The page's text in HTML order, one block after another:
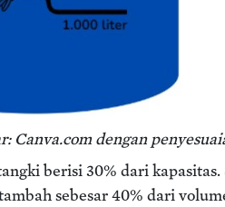
Canva.com dengan
berisi 30% dari
sebesar 40% dari